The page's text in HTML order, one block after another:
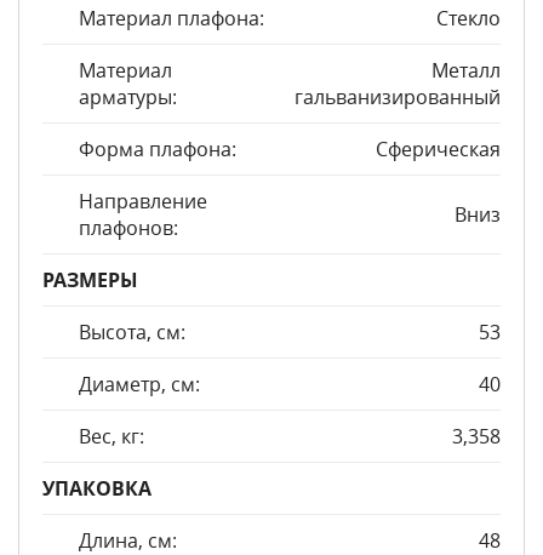
Материал плафона:
Стекло
Материал
арматуры:
Металл
гальванизированный
Форма плафона:
Сферическая
Направление
плафонов:
Вниз
РАЗМЕРЫ
Высота, см:
53
Диаметр, см:
40
Вес, кг:
3,358
УПАКОВКА
Длина, см:
48